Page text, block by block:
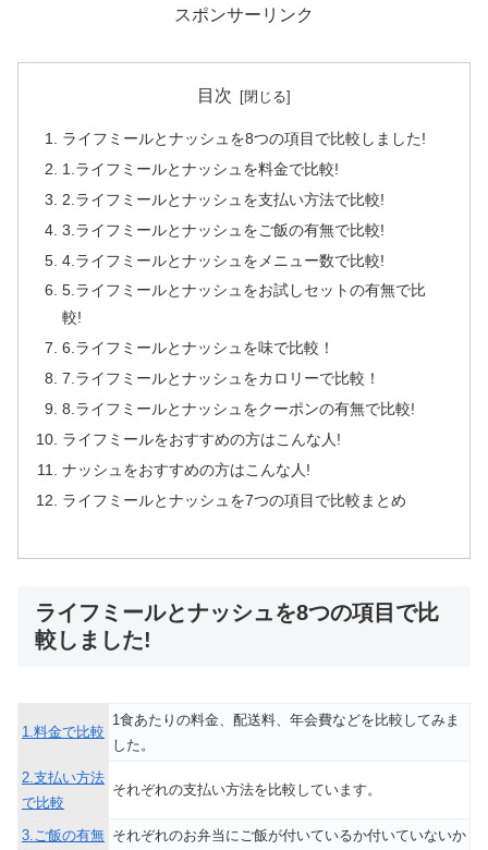
スポンサーリンク
目次
ライフミールとナッシュを8つの項目で比較しました!
1.ライフミールとナッシュを料金で比較!
2.ライフミールとナッシュを支払い方法で比較!
3.ライフミールとナッシュをご飯の有無で比較!
4.ライフミールとナッシュをメニュー数で比較!
5.ライフミールとナッシュをお試しセットの有無で比
較!
6.ライフミールとナッシュを味で比較！
7.ライフミールとナッシュをカロリーで比較！
8.ライフミールとナッシュをクーポンの有無で比較!
ライフミールをおすすめの方はこんな人!
ナッシュをおすすめの方はこんな人!
ライフミールとナッシュを7つの項目で比較まとめ
ライフミールとナッシュを8つの項目で比
較しました!
1.料金で比較
1食あたりの料金、配送料、年会費などを比較してみま
した。
2.支払い方法
で比較
それぞれの支払い方法を比較しています。
3.ご飯の有無 それぞれのお弁当にご飯が付いているか付いていないか